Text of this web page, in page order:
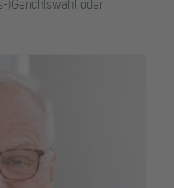
)Gerichtswahl oder